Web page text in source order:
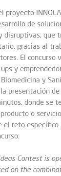
proyecto
de
disruptivas, que
gracias al
El concurso
y
Biomedicina y
presentación de
donde se
o
el reto específico
Contest is
on the